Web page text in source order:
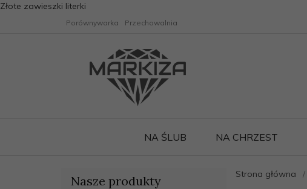
Złote zawieszki literki
Porównywarka Przechowalnia
NA ŚLUB NA CHRZEST
Nasze produkty Strona główna